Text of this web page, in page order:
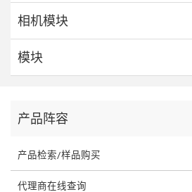
相机模块
模块
产品阵容
产品检索/样品购买
代理商在线查询